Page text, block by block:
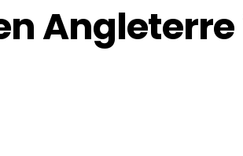
Angleterre